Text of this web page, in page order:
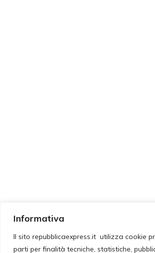
Informativa
Il sito repubblicaexpress.it utilizza cookie
parti per finalità tecniche, statistiche,